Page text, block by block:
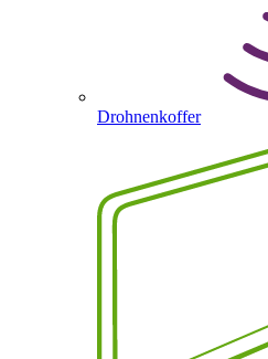
Drohnenkoffer